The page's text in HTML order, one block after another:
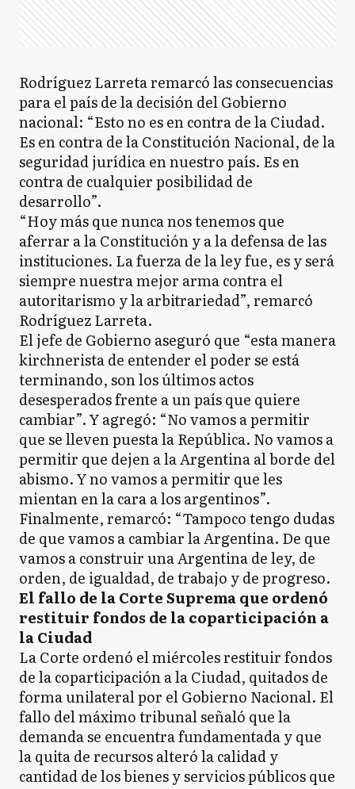
Rodríguez Larreta remarcó las consecuencias
para el país de la decisión del Gobierno
nacional: “Esto no es en contra de la Ciudad.
Es en contra de la Constitución Nacional, de la
seguridad jurídica en nuestro país. Es en
contra de cualquier posibilidad de
desarrollo”.
“Hoy más que nunca nos tenemos que
aferrar a la Constitución y a la defensa de las
instituciones. La fuerza de la ley fue, es y será
siempre nuestra mejor arma contra el
autoritarismo y la arbitrariedad”, remarcó
Rodríguez Larreta.
El jefe de Gobierno aseguró que “esta manera
kirchnerista de entender el poder se está
terminando, son los últimos actos
desesperados frente a un país que quiere
cambiar”. Y agregó: “No vamos a permitir
que se lleven puesta la República. No vamos a
permitir que dejen a la Argentina al borde del
abismo. Y no vamos a permitir que les
mientan en la cara a los argentinos”.
Finalmente, remarcó: “Tampoco tengo dudas
de que vamos a cambiar la Argentina. De que
vamos a construir una Argentina de ley, de
orden, de igualdad, de trabajo y de progreso.
El fallo de la Corte Suprema que ordenó
restituir fondos de la coparticipación a
la Ciudad
La Corte ordenó el miércoles restituir fondos
de la coparticipación a la Ciudad, quitados de
forma unilateral por el Gobierno Nacional. El
fallo del máximo tribunal señaló que la
demanda se encuentra fundamentada y que
la quita de recursos alteró la calidad y
cantidad de los bienes y servicios públicos que